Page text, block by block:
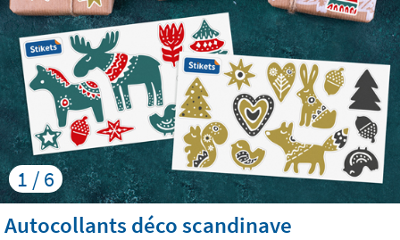
1 / 6
Autocollants déco scandinave